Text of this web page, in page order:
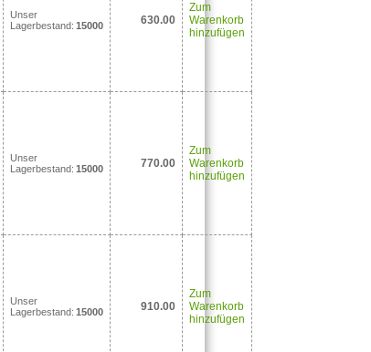
Unser
Lagerbestand: 15000 630.00
Zum
Warenkorb
hinzufügen
Unser
Lagerbestand: 15000 770.00
Zum
Warenkorb
hinzufügen
Unser
Lagerbestand: 15000 910.00
Zum
Warenkorb
hinzufügen